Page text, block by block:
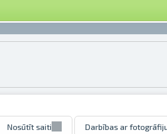
Nosūtīt saiti Darbības ar